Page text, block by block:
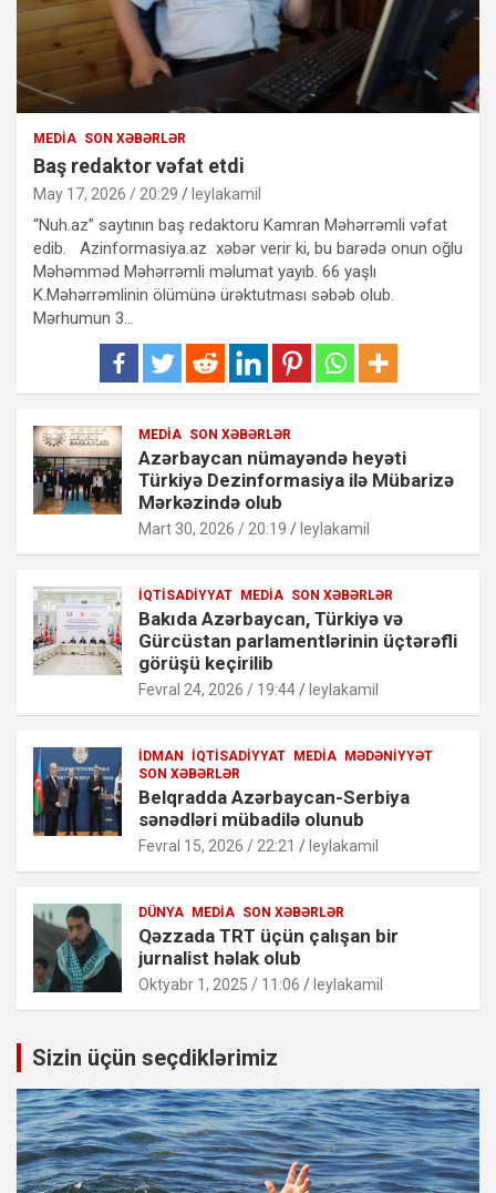
MEDIA SON XƏBƏRLƏR
Baş redaktor vəfat etdi
May 17, 2026 / 20:29 leylakamil
“Nuh.az” saytının baş redaktoru Kamran Məhərrəmli vəfat
edib. Azinformasiya.az xəbər verir ki, bu barədə onun oğlu
Məhəmməd Məhərrəmli məlumat yayıb. 66 yaşlı
K.Məhərrəmlinin ölümünə ürəktutması səbəb olub.
Mərhumun 3…
MEDIA SON XƏBƏRLƏR
Azərbaycan nümayəndə heyəti
Türkiyə Dezinformasiya ilə Mübarizə
Mərkəzində olub
Mart 30, 2026 / 20:19 leylakamil
İQTISADIYYAT MEDIA SON XƏBƏRLƏR
Bakıda Azərbaycan, Türkiyə və
Gürcüstan parlamentlərinin üçtərəfli
görüşü keçirilib
Fevral 24, 2026 / 19:44 leylakamil
İDMAN İQTISADIYYAT MEDIA MƏDƏNIYYƏT
SON XƏBƏRLƏR
Belqradda Azərbaycan-Serbiya
sənədləri mübadilə olunub
Fevral 15, 2026 / 22:21 leylakamil
DÜNYA MEDIA SON XƏBƏRLƏR
Qəzzada TRT üçün çalışan bir
jurnalist həlak olub
Oktyabr 1, 2025 / 11:06 leylakamil
Sizin üçün seçdiklərimiz